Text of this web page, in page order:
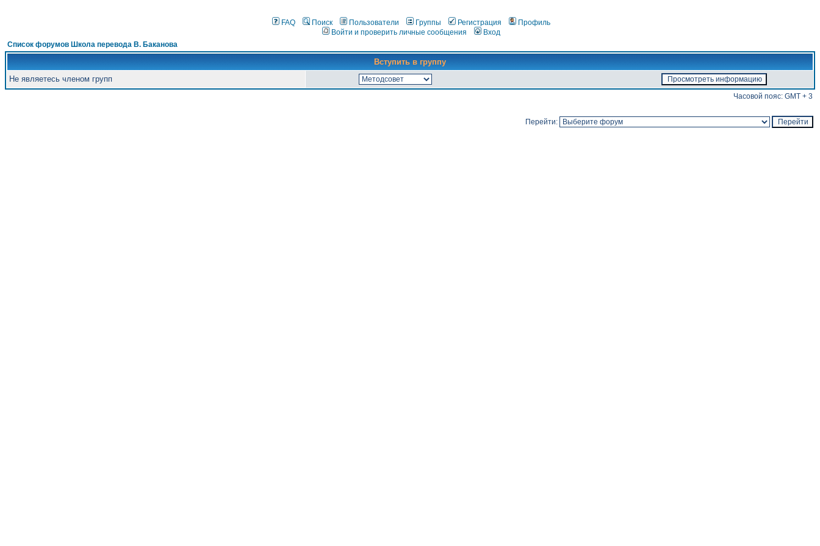
FAQ Поиск Пользователи Группы Регистрация
Профиль
Войти и проверить личные сообщения
Вход
Список форумов Школа перевода В. Баканова
Вступить в группу
Не являетесь членом групп
Часовой пояс: GMT + 3
Перейти: